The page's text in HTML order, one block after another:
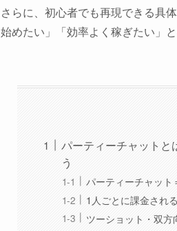
さらに、初心者でも再現できる具
始めたい」「効率よく稼ぎたい」
パーティーチャットと
う
パーティーチャッ
1人ごとに課金され
ツーショット・双